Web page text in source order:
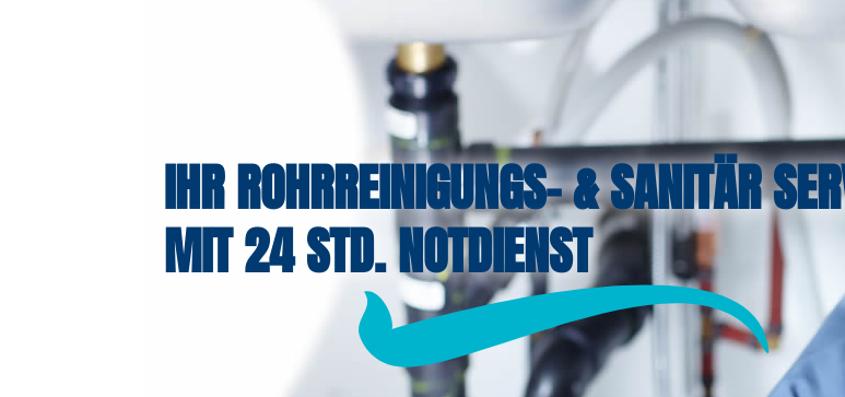
IHR ROHRREINIGUNGS- & SANITÄR
MIT 24 STD. NOTDIENST